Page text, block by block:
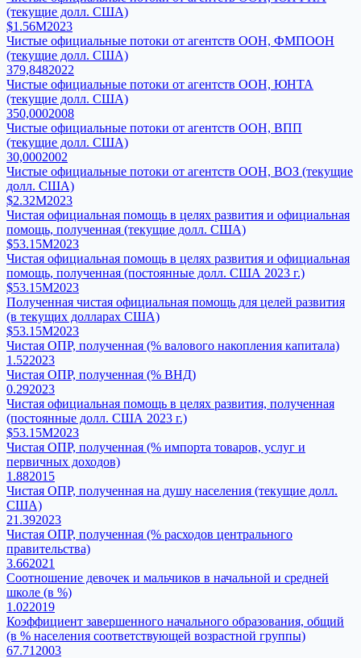
(текущие долл. США)
$1.56M2023
Чистые официальные потоки от агентств ООН, ФМПООН
(текущие долл. США)
379,8482022
Чистые официальные потоки от агентств ООН, ЮНТА
(текущие долл. США)
350,0002008
Чистые официальные потоки от агентств ООН, ВПП
(текущие долл. США)
30,0002002
Чистые официальные потоки от агентств ООН, ВОЗ (текущие
долл. США)
$2.32M2023
Чистая официальная помощь в целях развития и официальная
помощь, полученная (текущие долл. США)
$53.15M2023
Чистая официальная помощь в целях развития и официальная
помощь, полученная (постоянные долл. США 2023 г.)
$53.15M2023
Полученная чистая официальная помощь для целей развития
(в текущих долларах США)
$53.15M2023
Чистая ОПР, полученная (% валового накопления капитала)
1.522023
Чистая ОПР, полученная (% ВНД)
0.292023
Чистая официальная помощь в целях развития, полученная
(постоянные долл. США 2023 г.)
$53.15M2023
Чистая ОПР, полученная (% импорта товаров, услуг и
первичных доходов)
1.882015
Чистая ОПР, полученная на душу населения (текущие долл.
США)
21.392023
Чистая ОПР, полученная (% расходов центрального
правительства)
3.662021
Соотношение девочек и мальчиков в начальной и средней
школе (в %)
1.022019
Коэффициент завершенного начального образования, общий
(в % населения соответствующей возрастной группы)
67.71 2003